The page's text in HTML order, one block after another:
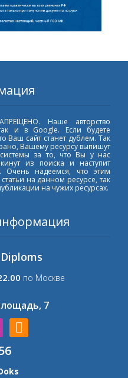
Наше авторство
и в Google. Если будете
Ваш сайт станет дублем. Так
Вашему ресурсу выпишут
за то, что Вы у нас
из поиска и наступит
надеемся, что этим
на данном ресурсе, так
на чужих ресурсах.
по Москве
7